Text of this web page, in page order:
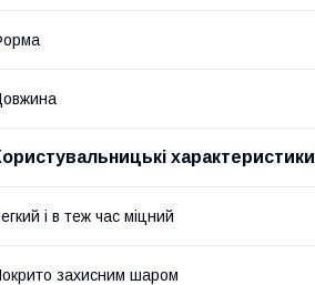
характеристики
і в теж час міцний
захисним шаром